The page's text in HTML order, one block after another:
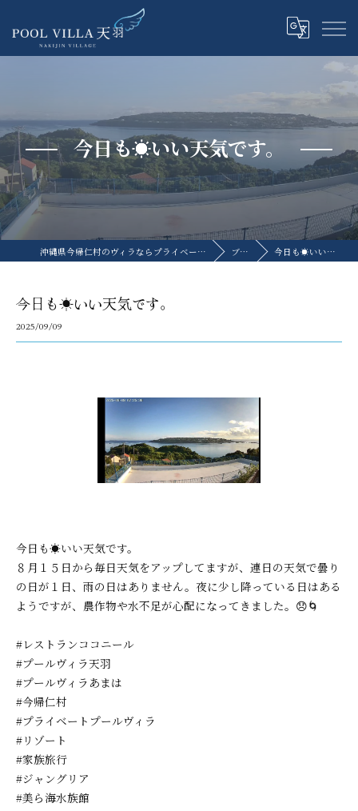
今日も☀いい天気です。
沖縄県今帰仁村のヴィラならプライベートプールヴィラ天羽 ブログ 今日も☀いい天気です。
今日も☀いい天気です。
2025/09/09
今日も☀いい天気です。
８月１５日から毎日天気をアップしてますが、連日の天気で曇り
の日が１日、雨の日はありません。夜に少し降っている日はある
ようですが、農作物や水不足が心配になってきました。😞🌀
#レストランココニール
#プールヴィラ天羽
#プールヴィラあまは
#今帰仁村
#プライベートプールヴィラ
#リゾート
#家族旅行
#ジャングリア
#美ら海水族館